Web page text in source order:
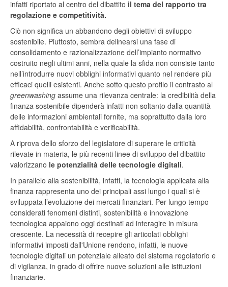
infatti riportato al centro del dibattito il tema del rapporto tra
regolazione e competitività.
Ciò non significa un abbandono degli obiettivi di sviluppo
sostenibile. Piuttosto, sembra delinearsi una fase di
consolidamento e razionalizzazione dell’impianto normativo
costruito negli ultimi anni, nella quale la sfida non consiste tanto
nell’introdurre nuovi obblighi informativi quanto nel rendere più
efficaci quelli esistenti. Anche sotto questo profilo il contrasto al
greenwashing assume una rilevanza centrale: la credibilità della
finanza sostenibile dipenderà infatti non soltanto dalla quantità
delle informazioni ambientali fornite, ma soprattutto dalla loro
affidabilità, confrontabilità e verificabilità.
A riprova dello sforzo del legislatore di superare le criticità
rilevate in materia, le più recenti linee di sviluppo del dibattito
valorizzano le potenzialità delle tecnologie digitali.
In parallelo alla sostenibilità, infatti, la tecnologia applicata alla
finanza rappresenta uno dei principali assi lungo i quali si è
sviluppata l’evoluzione dei mercati finanziari. Per lungo tempo
considerati fenomeni distinti, sostenibilità e innovazione
tecnologica appaiono oggi destinati ad interagire in misura
crescente. La necessità di recepire gli articolati obblighi
informativi imposti dall'Unione rendono, infatti, le nuove
tecnologie digitali un potenziale alleato del sistema regolatorio e
di vigilanza, in grado di offrire nuove soluzioni alle istituzioni
finanziarie.